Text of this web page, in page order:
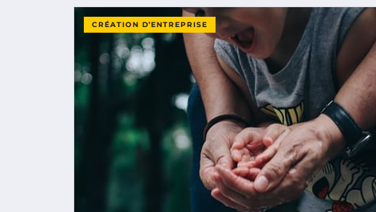
CRÉATION D’ENTREPRISE